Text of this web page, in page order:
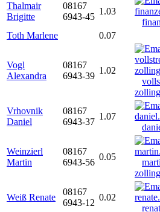
Thalmair
Brigitte
08167
6943-45
1.03
Toth Marlene
0.07
Vogl
Alexandra
08167
6943-39
1.02
Vrhovnik
Daniel
08167
6943-37
1.07
Weinzierl
Martin
08167
6943-56
0.05
Weiß Renate
08167
6943-12
0.02